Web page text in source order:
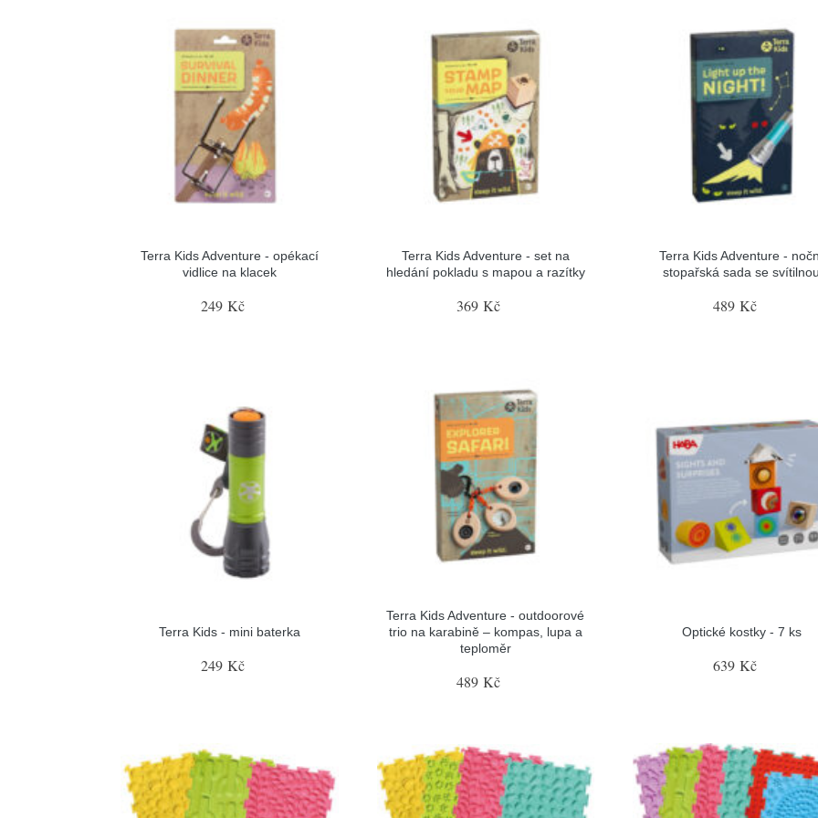
Terra Kids Adventure - opékací
vidlice na klacek
249 Kč
Terra Kids Adventure - set na
hledání pokladu s mapou a razítky
369 Kč
Terra Kids Adventure -
stopařská sada se
489 Kč
Terra Kids - mini baterka
249 Kč
Terra Kids Adventure - outdoorové
trio na karabině – kompas, lupa a
teploměr
489 Kč
Optické kostky - 7 ks
639 Kč